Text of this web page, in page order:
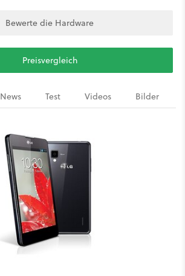
Bewerte die Hardware
Preisvergleich
News Test Videos Bilder